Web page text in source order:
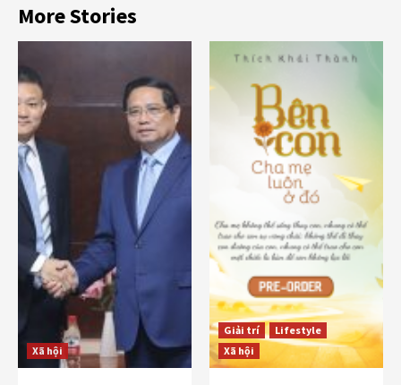
More Stories
Xã hội
Giải trí
Lifestyle
Xã hội